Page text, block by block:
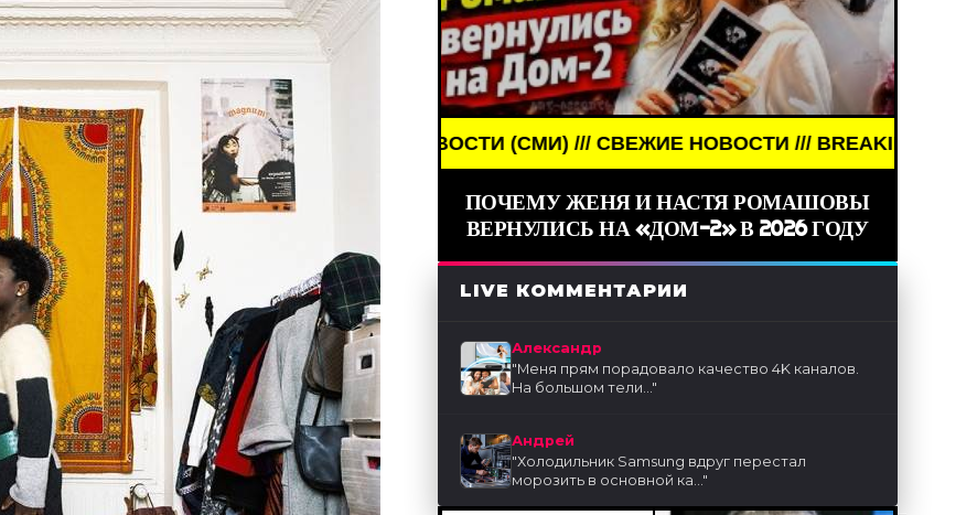
BREAKING NEWS /// НОВОСТИ (СМИ) /// СВЕЖИЕ НОВОСТИ /// BREAKING NEWS /// НОВОСТИ
ПОЧЕМУ ЖЕНЯ И НАСТЯ РОМАШОВЫ
ВЕРНУЛИСЬ НА «ДОМ-2» В 2026 ГОДУ
LIVE КОММЕНТАРИИ
Александр
"Меня прям порадовало качество 4K каналов.
На большом тели..."
Андрей
"Холодильник Samsung вдруг перестал
морозить в основной ка..."